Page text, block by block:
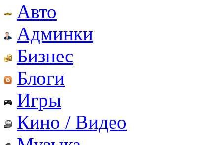
Авто
Админки
Бизнес
Блоги
Игры
Кино / Видео